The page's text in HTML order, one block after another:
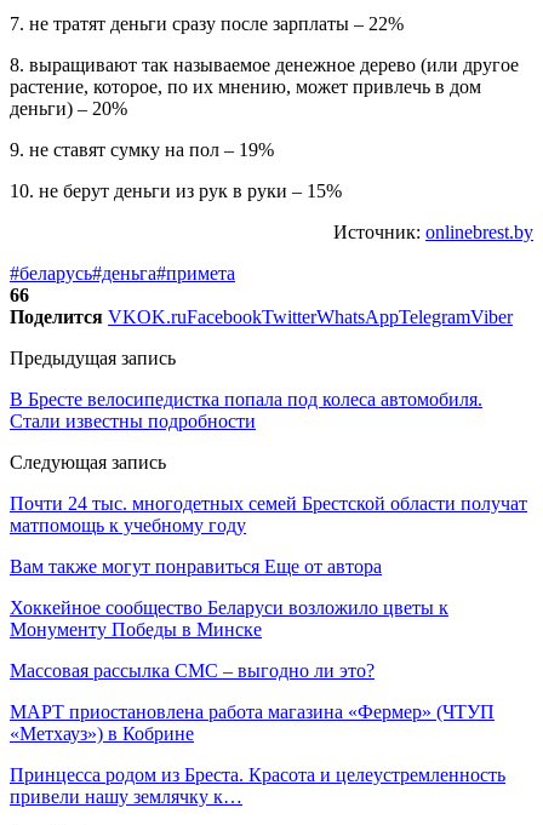
7. не тратят деньги сразу после зарплаты – 22%
8. выращивают так называемое денежное дерево (или другое
растение, которое, по их мнению, может привлечь в дом
деньги) – 20%
9. не ставят сумку на пол – 19%
10. не берут деньги из рук в руки – 15%
Источник: onlinebrest.by
#беларусь#деньга#примета
66
Поделится VKOK.ruFacebookTwitterWhatsAppTelegramViber
Предыдущая запись
В Бресте велосипедистка попала под колеса автомобиля.
Стали известны подробности
Следующая запись
Почти 24 тыс. многодетных семей Брестской области получат
матпомощь к учебному году
Вам также могут понравиться Еще от автора
Хоккейное сообщество Беларуси возложило цветы к
Монументу Победы в Минске
Массовая рассылка СМС – выгодно ли это?
МАРТ приостановлена работа магазина «Фермер» (ЧТУП
«Метхауз») в Кобрине
Принцесса родом из Бреста. Красота и целеустремленность
привели нашу землячку к…